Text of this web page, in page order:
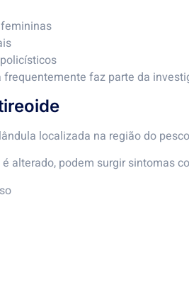
faz parte da
localizada na região do
alterado, podem surgir sintomas